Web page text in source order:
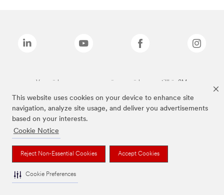
This website uses cookies on your device to enhance site
navigation, analyze site usage, and deliver you advertisements
based on your interests.
Cookie Notice
Reject Non-Essential Cookies Accept Cookies
Cookie Preferences
Varumärken som anges ovan är varumärken som tillhör 3M.